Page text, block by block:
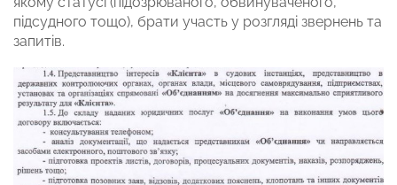
підсудного тощо), брати участь у розгляді звернень та
запитів.